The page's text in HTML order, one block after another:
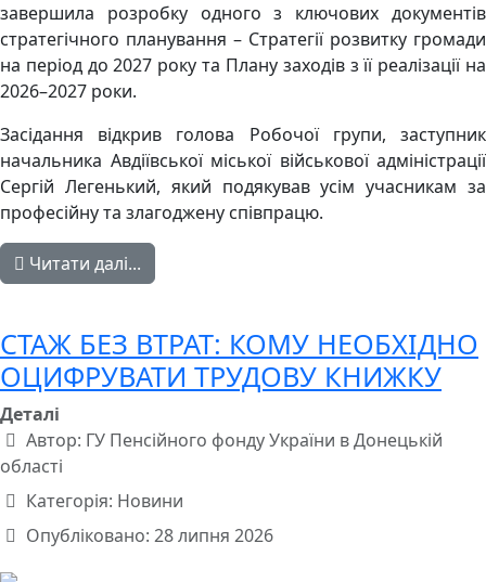
завершила розробку одного з ключових документів
стратегічного планування – Стратегії розвитку громади
на період до 2027 року та Плану заходів з її реалізації на
2026–2027 роки.
Засідання відкрив голова Робочої групи, заступник
начальника Авдіївської міської військової адміністрації
Сергій Легенький, який подякував усім учасникам за
професійну та злагоджену співпрацю.
Читати далі...
СТАЖ БЕЗ ВТРАТ: КОМУ НЕОБХІДНО
ОЦИФРУВАТИ ТРУДОВУ КНИЖКУ
Деталі
Автор: ГУ Пенсійного фонду України в Донецькій
області
Категорія: Новини
Опубліковано: 28 липня 2026